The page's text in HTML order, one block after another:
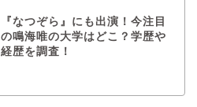
『なつぞら』にも出演！今注目
の鳴海唯の大学はどこ？学歴や
経歴を調査！